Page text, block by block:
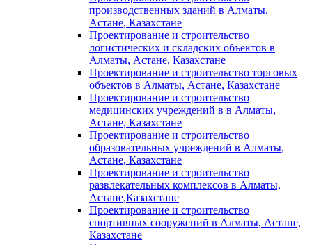
производственных зданий в Алматы,
Астане, Казахстане
Проектирование и строительство
логистических и складских объектов в
Алматы, Астане, Казахстане
Проектирование и строительство торговых
объектов в Алматы, Астане, Казахстане
Проектирование и строительство
медицинских учреждений в в Алматы,
Астане, Казахстане
Проектирование и строительство
образовательных учреждений в Алматы,
Астане, Казахстане
Проектирование и строительство
развлекательных комплексов в Алматы,
Астане,Казахстане
Проектирование и строительство
спортивных сооружений в Алматы, Астане,
Казахстане